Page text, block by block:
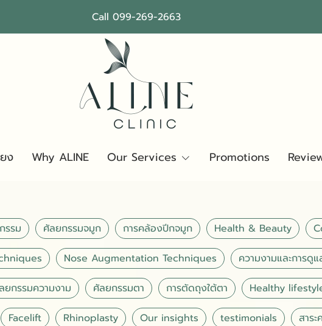
Call 099-269-2663
ง Why ALINE Our Services Promotions
รรม ศัลยกรรมจมูก การคล้องปีกจมูก Health & Beauty
Nose Augmentation Techniques ความงามและการดู
ยกรรมความงาม ศัลยกรรมตา การตัดถุงใต้ตา Healthy
Facelift Rhinoplasty Our insights testimonials สาร